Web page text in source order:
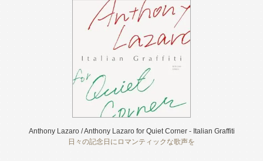
Anthony Lazaro / Anthony Lazaro for Quiet Corner - Italian Graffiti
日々の記念日にロマンティックな歌声を